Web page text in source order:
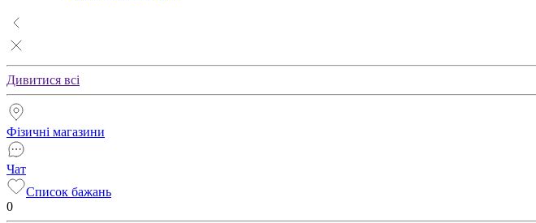
Дивитися всі
Фізичні магазини
Чат
Список бажань
0